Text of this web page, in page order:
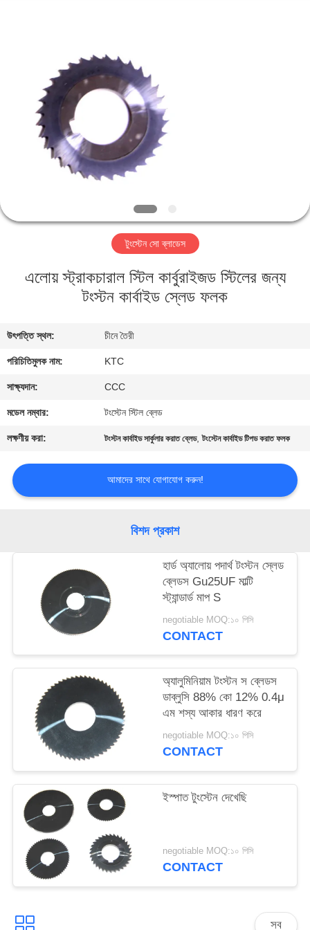
আমাদের
কারখানা
যোগাযোগ
করুন
উদ্ধৃতির
আবেদন
ম্যাপ
PRIVACY
POLICY
টুংস্টেন সো ব্লাডেস
এলোয় স্ট্রাকচারাল স্টিল কার্বুরাইজড স্টিলের জন্য
টংস্টন কার্বাইড স্লেড ফলক
উৎপত্তি স্থল: চীনে তৈরী
পরিচিতিমুলক নাম: KTC
সাক্ষ্যদান: CCC
মডেল নম্বার: টংস্টেন স্টিল ব্লেড
লক্ষণীয় করা: টংস্টন কার্বাইড সার্কুলার করাত ব্লেড,টংস্টেন কার্বাইড টিপড করাত ফলক
আমাদের সাথে যোগাযোগ করুন!
বিশদ প্রকাশ
হার্ড অ্যালোয় পদার্থ টংস্টন স্লেড
ব্লেডস Gu25UF মাল্টি
স্ট্যান্ডার্ড মাপ S
negotiable MOQ:১০ পিসি
CONTACT
অ্যালুমিনিয়াম টংস্টন স ব্লেডস
ডাব্লুসি 88% কো 12% 0.4μ
এম শস্য আকার ধারণ করে
negotiable MOQ:১০ পিসি
CONTACT
ইস্পাত টুংস্টেন দেখেছি
negotiable MOQ:১০ পিসি
CONTACT
সব